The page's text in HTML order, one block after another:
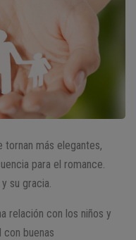
tornan más elegantes,
para el romance.
su gracia.
relación con los niños y
con buenas